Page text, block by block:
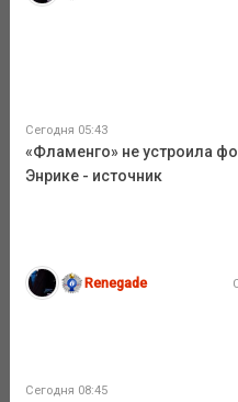
Сегодня 05:43
«Фламенго» не устроила
Энрике - источник
Renegade
Сегодня 08:45